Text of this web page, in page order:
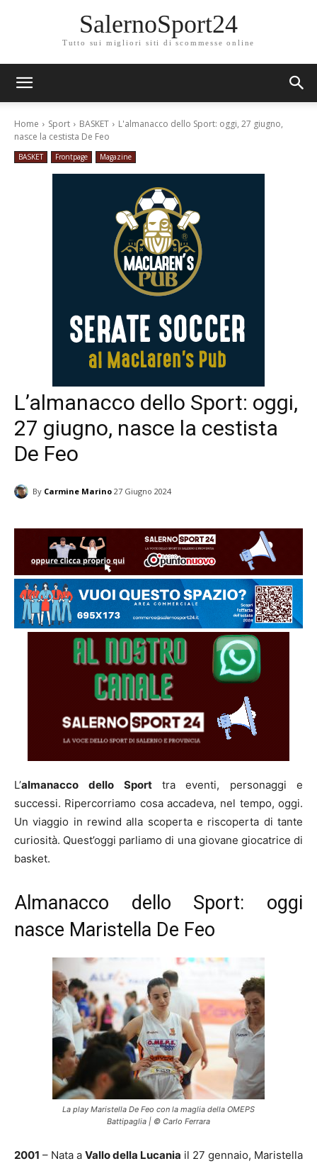
SalernoSport24
Tutto sui migliori siti di scommesse online
Home Sport BASKET
L'almanacco dello Sport: oggi, 27 giugno,
nasce la cestista De Feo
BASKET Frontpage Magazine
L’almanacco dello Sport: oggi,
27 giugno, nasce la cestista
De Feo
By Carmine Marino 27 Giugno 2024
L’almanacco dello Sporttra eventi, personaggi e
successi. Ripercorriamo cosa accadeva, nel tempo, oggi.
Un viaggio in rewind alla scoperta e riscoperta di tante
curiosità. Quest’oggi parliamo di una giovane giocatrice di
basket.
Almanacco dello Sport: oggi
nasce Maristella De Feo
La play Maristella De Feo con la maglia della OMEPS
Battipaglia | © Carlo Ferrara
2001 – Nata a Vallo della Lucania il 27 gennaio, Maristella